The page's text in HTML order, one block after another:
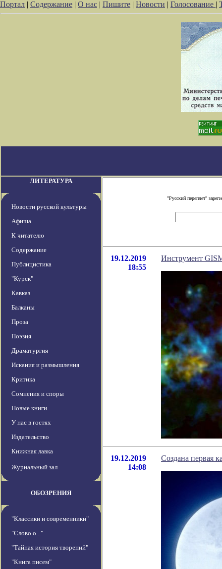
Портал | Содержание | О нас | Пишите | Новости | Голосование |
ЛИТЕРАТУРА
Новости русской культуры
Афиша
К читателю
Содержание
Публицистика
"Курск"
Кавказ
Балканы
Проза
Поэзия
Драматургия
Искания и размышления
Критика
Сомнения и споры
Новые книги
У нас в гостях
Издательство
Книжная лавка
Журнальный зал
ОБОЗРЕНИЯ
"Классики и современники"
"Слово о..."
"Тайная история творений"
"Книга писем"
"Русский переплет"
19.12.2019
18:55
Инструмент
19.12.2019
14:08
Создана первая